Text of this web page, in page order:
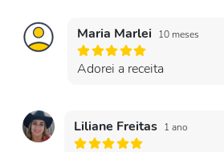
Maria Marlei 10 meses
Adorei a receita
Liliane Freitas 1 ano